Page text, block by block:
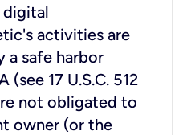
activities are
safe harbor
17 U.S.C. 512
not obligated to
owner (or the